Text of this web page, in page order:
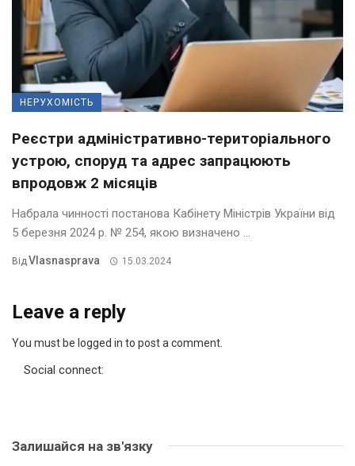
НЕРУХОМІСТЬ
Реєстри адміністративно-територіального
устрою, споруд та адрес запрацюють
впродовж 2 місяців
Набрала чинності постанова Кабінету Міністрів України від
5 березня 2024 р. № 254, якою визначено ...
ВідVlasnasprava 15.03.2024
Leave a reply
You must be logged in to post a comment.
Social connect:
Залишайся на зв'язку